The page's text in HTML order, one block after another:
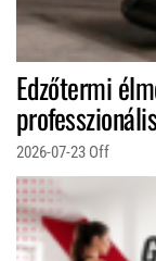
Edzőtermi
2026-07-23 Off